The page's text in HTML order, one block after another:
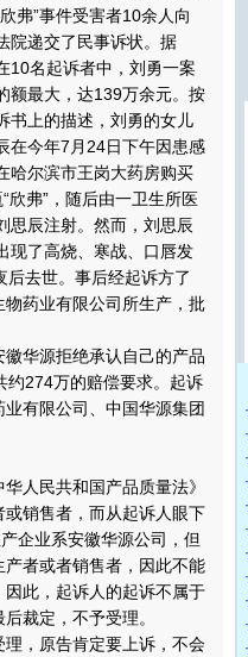
弗”事件受害者10余人向
院递交了民事诉状。据
10名起诉者中，刘勇一案
额最大，达139万余元。按
书上的描述，刘勇的女儿
在今年7月24日下午因患感
哈尔滨市王岗大药房购买
欣弗”，随后由一卫生所医
思辰注射。然而，刘思辰
现了高烧、寒战、口唇发
去世。事后经起诉方了
药业有限公司所生产，批
华源拒绝承认自己的产品
约274万的赔偿要求。起诉
有限公司、中国华源集团
人民共和国产品质量法》
销售者，而从起诉人眼下
企业系安徽华源公司，但
者或者销售者，因此不能
此，起诉人的起诉不属于
裁定，不予受理。
，原告肯定要上诉，不会
·
·
·
·
·
·
·
·
·
·
·